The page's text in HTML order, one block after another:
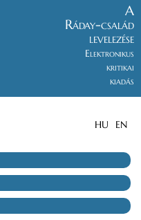
A
Ráday-család
levelezése
Elektronikus
kritikai
kiadás
HU EN